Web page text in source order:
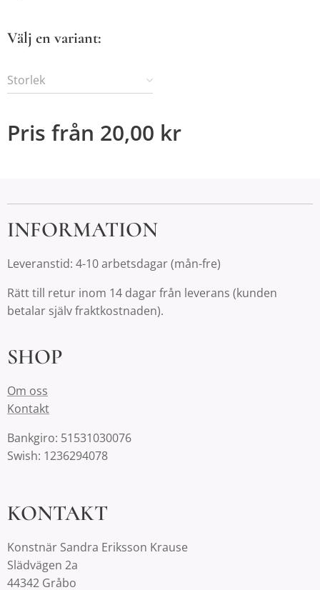
Välj en variant:
Storlek
Pris från 20,00 kr
INFORMATION
Leveranstid: 4-10 arbetsdagar (mån-fre)
Rätt till retur inom 14 dagar från leverans (kunden
betalar själv fraktkostnaden).
SHOP
Om oss
Kontakt
Bankgiro: 51531030076
Swish: 1236294078
KONTAKT
Konstnär Sandra Eriksson Krause
Slädvägen 2a
44342 Gråbo